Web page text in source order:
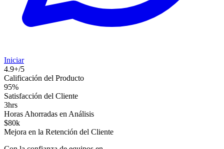
Iniciar
4.9+/5
Calificación del Producto
95%
Satisfacción del Cliente
3hrs
Horas Ahorradas en Análisis
$80k
Mejora en la Retención del Cliente